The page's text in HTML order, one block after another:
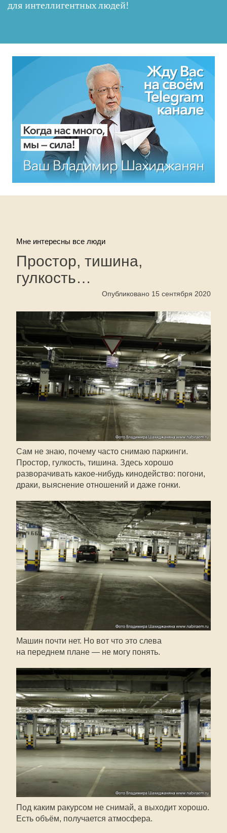
для интеллигентных людей!
Мне интересны все люди
Простор, тишина,
гулкость…
Опубликовано 15 сентября 2020
Сам не знаю, почему часто снимаю паркинги.
Простор, гулкость, тишина. Здесь хорошо
разворачивать какое-нибудь кинодейство: погони,
драки, выяснение отношений и даже гонки.
Машин почти нет. Но вот что это слева
на переднем плане — не могу понять.
Под каким ракурсом не снимай, а выходит хорошо.
Есть объём, получается атмосфера.